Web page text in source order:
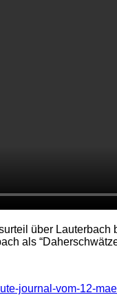
über
als
journal-vom-12-